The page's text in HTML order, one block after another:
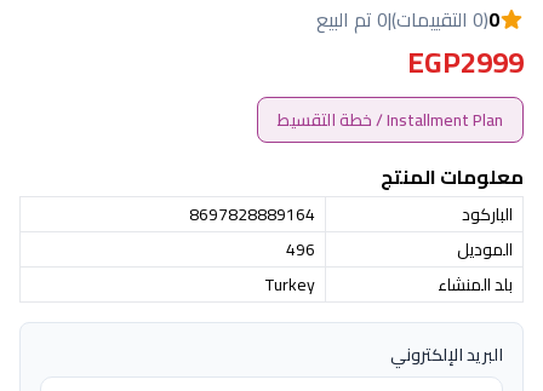
0(0 التقييمات) |0 تم البيع
EGP2999
Installment Plan / خطة التقسيط
معلومات المنتج
الباركود
8697828889164
الموديل
496
بلد المنشاء
Turkey
البريد الإلكتروني